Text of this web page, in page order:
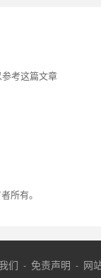
考这篇文章
所有。
们 - 免责声明 - 网